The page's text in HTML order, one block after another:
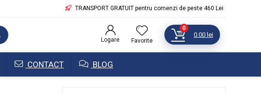
TRANSPORT GRATUIT pentru comenzi de peste 460 Lei
Logare Favorite
0
0.00 lei
CONTACT BLOG